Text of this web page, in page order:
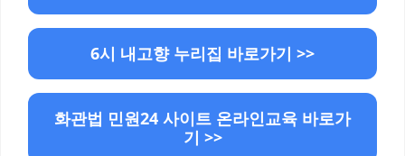
6시 내고향 누리집 바로가기 >>
화관법 민원24 사이트 온라인교육 바로가
기 >>